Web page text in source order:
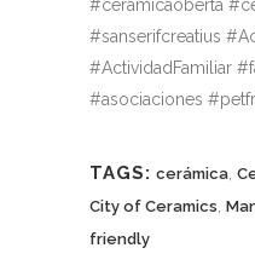
#ceràmicaoberta
#sanserifcreatius
#ActividadFamiliar
#asociaciones
TAGS: cerámica
City of Ceramics
friendly